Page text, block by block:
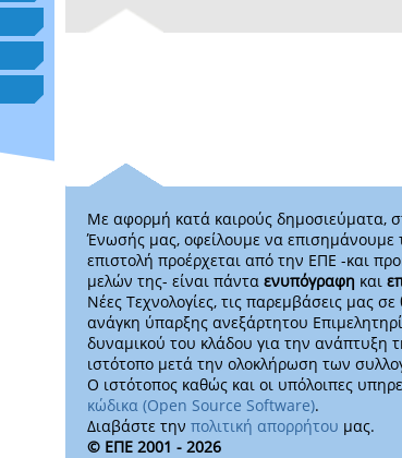
Με αφορμή κατά καιρούς δημοσιεύματα,
Ένωσής μας, οφείλουμε να
επιστολή προέρχεται από την ΕΠΕ -και
μελών της- είναι πάντα ενυπόγραφη και
Νέες Τεχνολογίες, τις παρεμβάσεις μας
ανάγκη ύπαρξης ανεξάρτητου
δυναμικού του κλάδου για την ανάπτυξη
ιστότοπο μετά την ολοκλήρωση των
Ο ιστότοπος καθώς και οι υπόλοιπες
κώδικα (Open Source Software).
Διαβάστε την πολιτική απορρήτου μας.
© ΕΠΕ 2001 - 2026